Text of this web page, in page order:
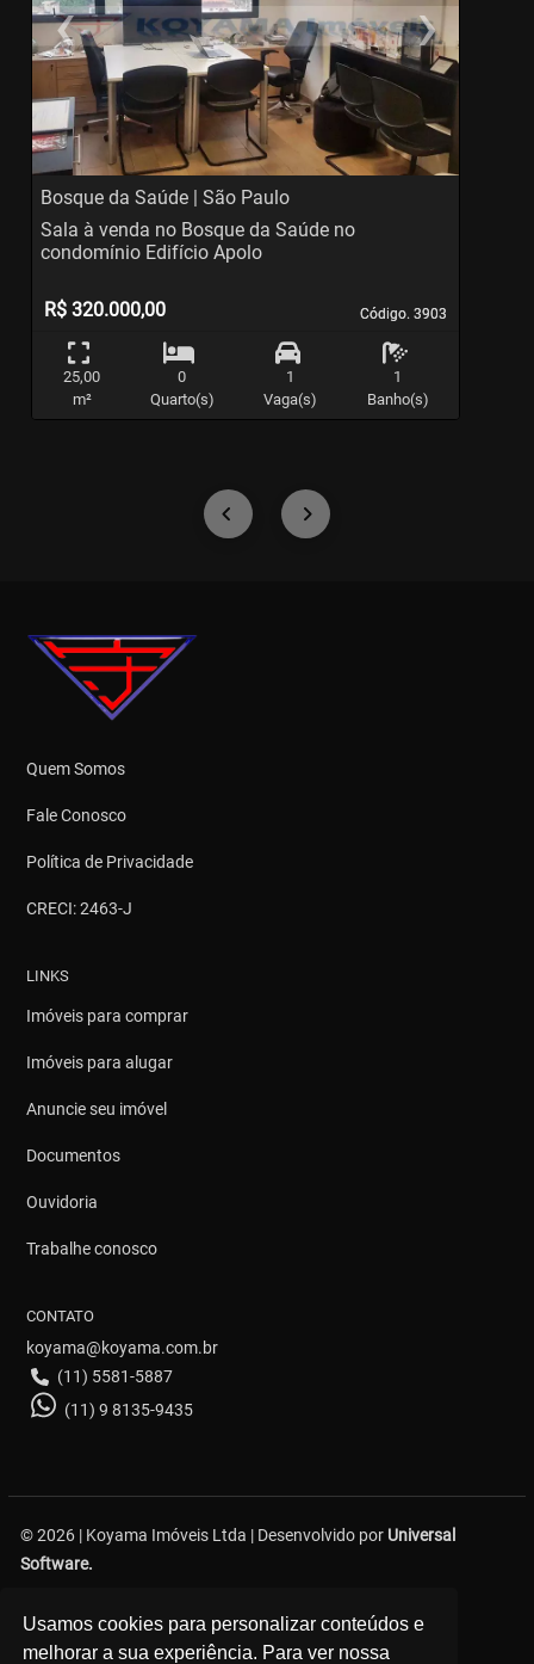
Usamos cookies para personalizar conteúdos e
melhorar a sua experiência. Para ver nossa
‹
Previous
›
Bosque da Saúde | São Paulo
Código. 3903
Código. 3903
Sala à venda no Bosque da Saúde no
condomínio Edifício Apolo
R$ 320.000,00
25,00
m²
0
Quarto(s)
1
Vaga(s)
1
Banho(s)
Quem Somos
Fale Conosco
Política de Privacidade
CRECI: 2463-J
LINKS
Imóveis para comprar
Imóveis para alugar
Anuncie seu imóvel
Documentos
Ouvidoria
Trabalhe conosco
CONTATO
koyama@koyama.com.br
(11) 5581-5887
(11) 9 8135-9435
© 2026 | Koyama Imóveis Ltda | Desenvolvido por Universal
Software.
Avenida Bosque da Saúde, 376 - Saúde - São Paulo